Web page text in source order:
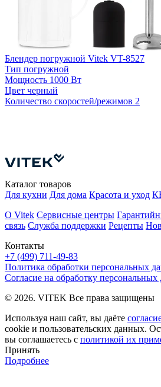
Блендер погружной Vitek VT-8527
Тип погружной
Мощность 1000 Вт
Цвет черный
Количество скоростей/режимов 2
Контакты
+7 (499) 711-49-83
Каталог товаров
Для кухни Для дома Красота и уход
О Vitek Сервисные центры
связь Служба поддержки Рецепты
Политика обработки персональных
Согласие на обработку
© 2026. VITEK Все права защищены
Используя наш сайт, вы даёте
cookie и пользовательских данных.
вы соглашаетесь с политикой их
Принять
Подробнее